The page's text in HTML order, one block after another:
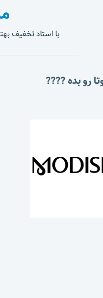
با استاد تخفیف
رو بده ????